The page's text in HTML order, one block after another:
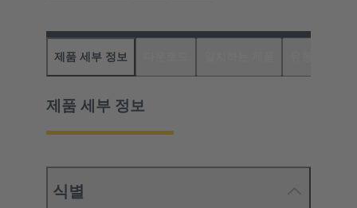
제품 세부 정보
제품 세부 정보
식별